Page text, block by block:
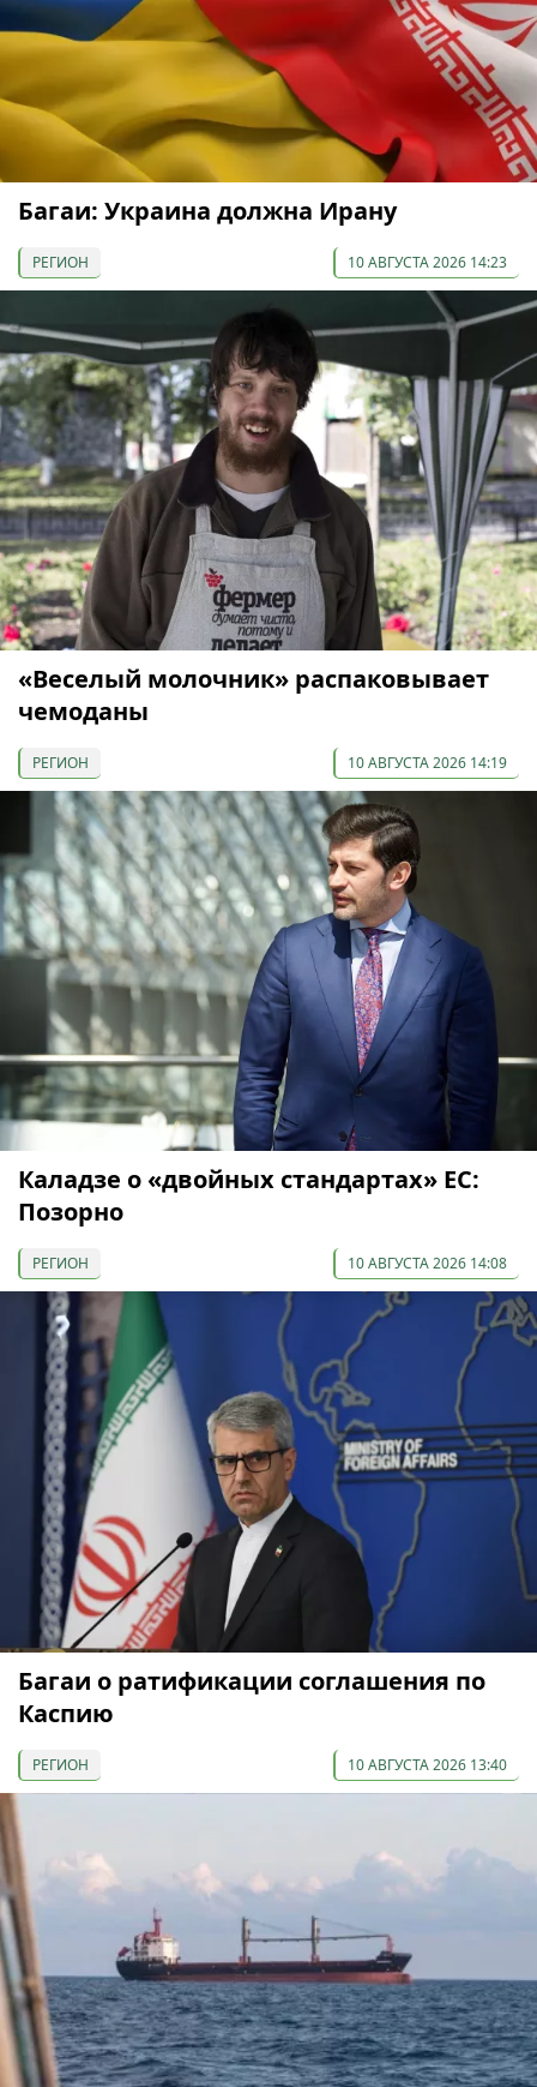
Багаи: Украина должна Ирану
РЕГИОН 10 АВГУСТА 2026 14:23
«Веселый молочник» распаковывает
чемоданы
РЕГИОН 10 АВГУСТА 2026 14:19
Каладзе о «двойных стандартах» ЕС:
Позорно
РЕГИОН 10 АВГУСТА 2026 14:08
Багаи о ратификации соглашения по
Каспию
РЕГИОН 10 АВГУСТА 2026 13:40